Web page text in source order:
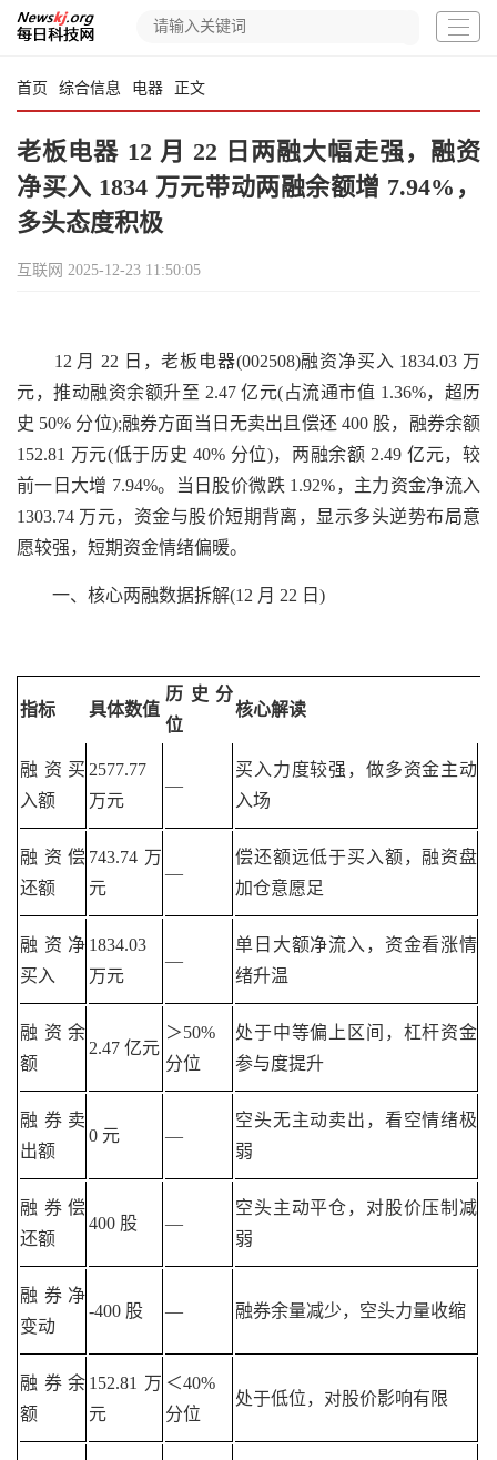
首页 综合信息 电器 正文
老板电器 12 月 22 日两融大幅走强，融资
净买入 1834 万元带动两融余额增 7.94%，
多头态度积极
互联网 2025-12-23 11:50:05
12 月 22 日，老板电器(002508)融资净买入 1834.03 万
元，推动融资余额升至 2.47 亿元(占流通市值 1.36%，超历
史 50% 分位);融券方面当日无卖出且偿还 400 股，融券余额
152.81 万元(低于历史 40% 分位)，两融余额 2.49 亿元，较
前一日大增 7.94%。当日股价微跌 1.92%，主力资金净流入
1303.74 万元，资金与股价短期背离，显示多头逆势布局意
愿较强，短期资金情绪偏暖。
一、核心两融数据拆解(12 月 22 日)
指标 具体数值
历史分
位
核心解读
融资买
入额
2577.77
万元
—
买入力度较强，做多资金主动
入场
融资偿
还额
743.74 万
元
—
偿还额远低于买入额，融资盘
加仓意愿足
融资净
买入
1834.03
万元
—
单日大额净流入，资金看涨情
绪升温
融资余
额
2.47 亿元
＞50%
分位
处于中等偏上区间，杠杆资金
参与度提升
融券卖
出额
0 元 —
空头无主动卖出，看空情绪极
弱
融券偿
还额
400 股 —
空头主动平仓，对股价压制减
弱
融券净
变动
-400 股 — 融券余量减少，空头力量收缩
融券余
额
152.81 万
元
＜40%
分位
处于低位，对股价影响有限